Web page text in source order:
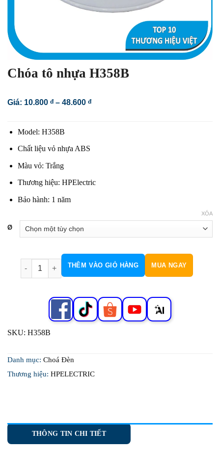
Chóa tô nhựa H358B
Giá: 10.800 đ – 48.600 đKhoảng
Model: H358B
Chất liệu vỏ nhựa ABS
Màu vỏ: Trắng
Thương hiệu: HPElectric
Bảo hành: 1 năm
Ø
XÓA
Chóa tô nhựa H358B số lượng
THÊM VÀO GIỎ HÀNG MUA NGAY
SKU: H358B
Danh mục: Choá Đèn
Thương hiệu: HPELECTRIC
THÔNG TIN CHI TIẾT